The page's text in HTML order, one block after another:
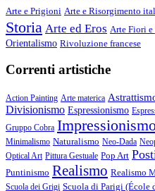
Arte e Prigioni Arte e Risorgimento
Storia Arte ed Eros Arte Fiori
Orientalismo Rivoluzione francese
Correnti artistiche
Action Painting Arte materica
Divisionismo Espressionismo
Gruppo Cobra
Minimalismo Naturalismo Neo-Dada
Optical Art Pittura Gestuale Pop Art
Puntinismo Realismo Realismo
Scuola dei Grigi Scuola di Parigi (École